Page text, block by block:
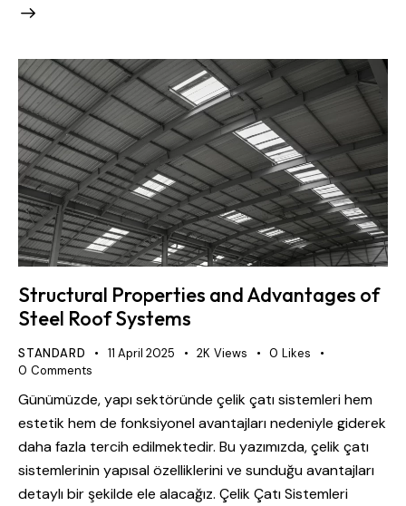
Structural Properties and Advantages of
Steel Roof Systems
STANDARD 11 April 2025 2K Views 0 Likes
0 Comments
Günümüzde, yapı sektöründe çelik çatı sistemleri hem
estetik hem de fonksiyonel avantajları nedeniyle giderek
daha fazla tercih edilmektedir. Bu yazımızda, çelik çatı
sistemlerinin yapısal özelliklerini ve sunduğu avantajları
detaylı bir şekilde ele alacağız. Çelik Çatı Sistemleri